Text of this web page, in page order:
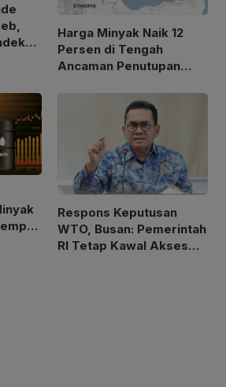
Harga Minyak Naik 12
Persen di Tengah
Ancaman Penutupan
Respons Keputusan
WTO, Busan: Pemerintah
RI Tetap Kawal Akses